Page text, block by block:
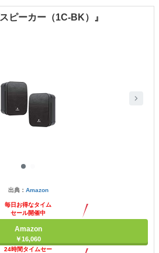
ピーカー（1C-BK）』
出典： Amazon
毎日お得なタイム
セール開催中
Amazon
￥16,060
24時間タイムセー